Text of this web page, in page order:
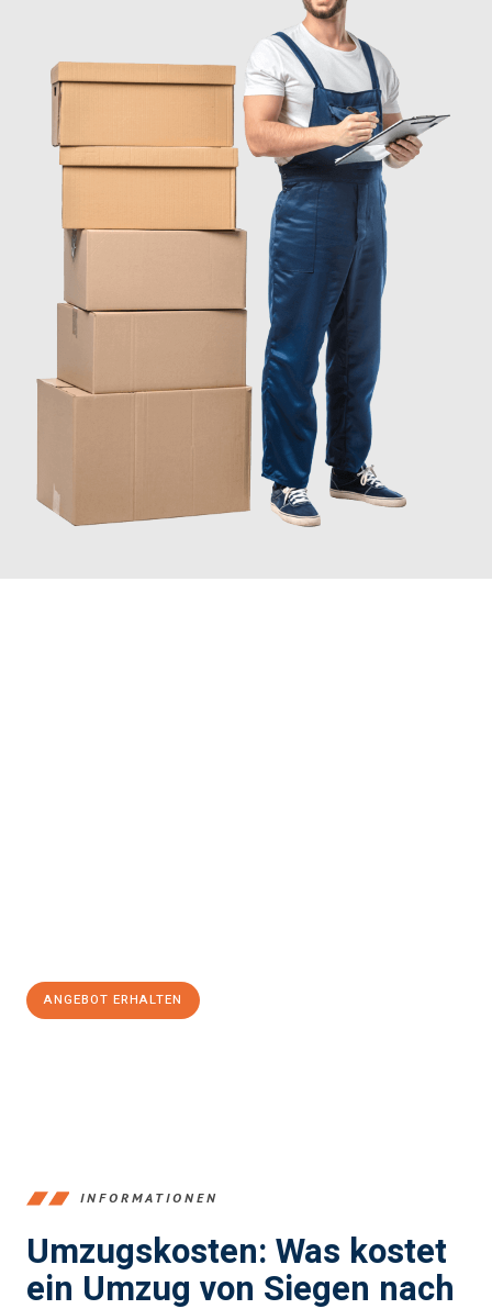
ANGEBOT ERHALTEN
INFORMATIONEN
Umzugskosten: Was kostet
ein Umzug von Siegen nach